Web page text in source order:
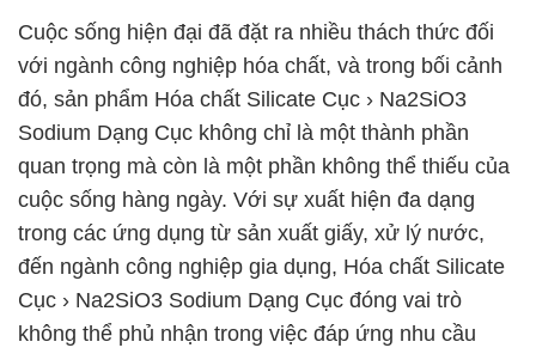
Cuộc sống hiện đại đã đặt ra nhiều thách thức đối
với ngành công nghiệp hóa chất, và trong bối cảnh
đó, sản phẩm Hóa chất Silicate Cục › Na2SiO3
Sodium Dạng Cục không chỉ là một thành phần
quan trọng mà còn là một phần không thể thiếu của
cuộc sống hàng ngày. Với sự xuất hiện đa dạng
trong các ứng dụng từ sản xuất giấy, xử lý nước,
đến ngành công nghiệp gia dụng, Hóa chất Silicate
Cục › Na2SiO3 Sodium Dạng Cục đóng vai trò
không thể phủ nhận trong việc đáp ứng nhu cầu